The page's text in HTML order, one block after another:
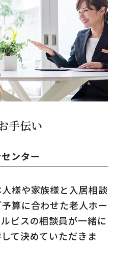
手伝い
ンター
様や家族様と入居相談
算に合わせた老人ホー
ビスの相談員が一緒に
て決めていただきま